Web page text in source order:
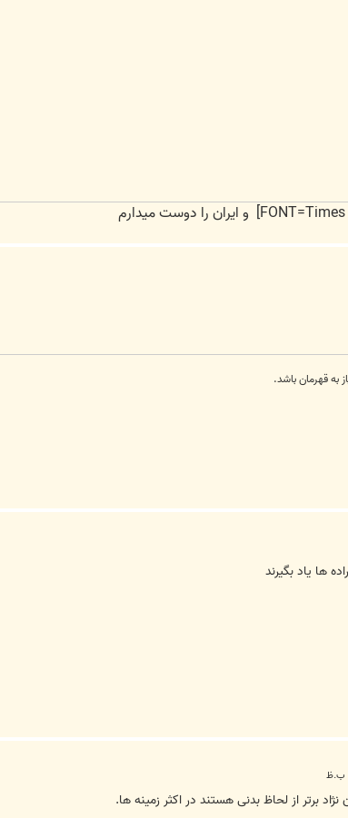
به قهرمان باشد.
برتر از لحاظ بدنی هستند در اکثر زمینه ها.